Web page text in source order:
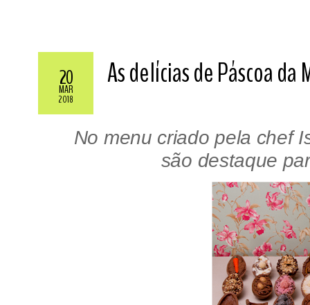
20
MAR
2018
As delícias de Páscoa da
No menu criado pela chef
são destaque